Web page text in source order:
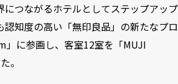
につながるホテルとしてステップアップ
認知度の高い「無印良品」の新たなプロ
」に参画し、客室12室を「MUJI
。